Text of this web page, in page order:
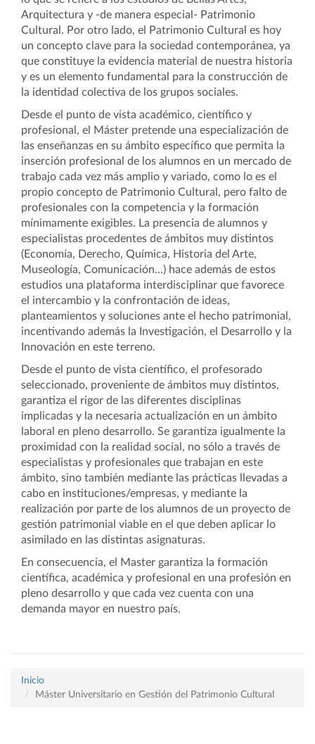
Arquitectura y -de manera especial- Patrimonio
Cultural. Por otro lado, el Patrimonio Cultural es hoy
un concepto clave para la sociedad contemporánea, ya
que constituye la evidencia material de nuestra historia
y es un elemento fundamental para la construcción de
la identidad colectiva de los grupos sociales.
Desde el punto de vista académico, científico y
profesional, el Máster pretende una especialización de
las enseñanzas en su ámbito específico que permita la
inserción profesional de los alumnos en un mercado de
trabajo cada vez más amplio y variado, como lo es el
propio concepto de Patrimonio Cultural, pero falto de
profesionales con la competencia y la formación
mínimamente exigibles. La presencia de alumnos y
especialistas procedentes de ámbitos muy distintos
(Economía, Derecho, Química, Historia del Arte,
Museología, Comunicación…) hace además de estos
estudios una plataforma interdisciplinar que favorece
el intercambio y la confrontación de ideas,
planteamientos y soluciones ante el hecho patrimonial,
incentivando además la Investigación, el Desarrollo y la
Innovación en este terreno.
Desde el punto de vista científico, el profesorado
seleccionado, proveniente de ámbitos muy distintos,
garantiza el rigor de las diferentes disciplinas
implicadas y la necesaria actualización en un ámbito
laboral en pleno desarrollo. Se garantiza igualmente la
proximidad con la realidad social, no sólo a través de
especialistas y profesionales que trabajan en este
ámbito, sino también mediante las prácticas llevadas a
cabo en instituciones/empresas, y mediante la
realización por parte de los alumnos de un proyecto de
gestión patrimonial viable en el que deben aplicar lo
asimilado en las distintas asignaturas.
En consecuencia, el Master garantiza la formación
científica, académica y profesional en una profesión en
pleno desarrollo y que cada vez cuenta con una
demanda mayor en nuestro país.
Inicio
Máster Universitario en Gestión del Patrimonio Cultural